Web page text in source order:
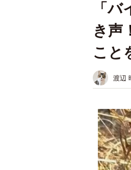
「
き声
こと
渡辺